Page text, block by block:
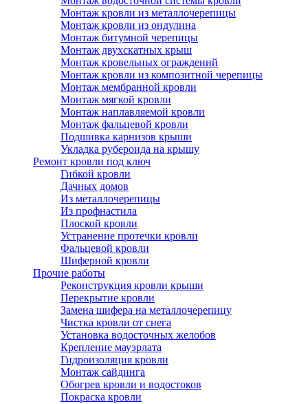
Монтаж кровли из металлочерепицы
Монтаж кровли из ондулина
Монтаж битумной черепицы
Монтаж двухскатных крыш
Монтаж кровельных ограждений
Монтаж кровли из композитной черепицы
Монтаж мембранной кровли
Монтаж мягкой кровли
Монтаж наплавляемой кровли
Монтаж фальцевой кровли
Подшивка карнизов крыши
Укладка рубероида на крышу
Ремонт кровли под ключ
Гибкой кровли
Дачных домов
Из металлочерепицы
Из профнастила
Плоской кровли
Устранение протечки кровли
Фальцевой кровли
Шиферной кровли
Прочие работы
Реконструкция кровли крыши
Перекрытие кровли
Замена шифера на металлочерепицу
Чистка кровли от снега
Установка водосточных желобов
Крепление мауэрлата
Гидроизоляция кровли
Монтаж сайдинга
Обогрев кровли и водостоков
Покраска кровли